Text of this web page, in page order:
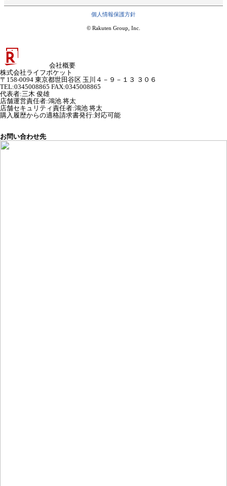
個人情報保護方針
© Rakuten Group, Inc.
会社概要
株式会社ライフポケット
〒158-0094 東京都世田谷区 玉川４－９－１３ ３０６
TEL:0345008865 FAX:0345008865
代表者:三木 俊雄
店舗運営責任者:鴻池 将太
店舗セキュリティ責任者:鴻池 将太
購入履歴からの適格請求書発行:対応可能
お問い合わせ先